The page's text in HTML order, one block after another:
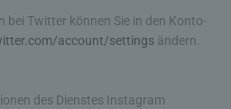
bei Twitter können Sie in den Konto-
account/settings ändern.
des Dienstes Instagram
Cookies kann den Nutzern
die Cookie-Setzung nicht